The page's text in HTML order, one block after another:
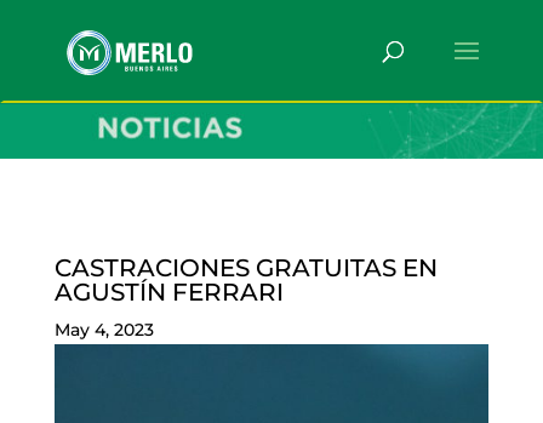
CASTRACIONES GRATUITAS EN
AGUSTÍN FERRARI
May 4, 2023